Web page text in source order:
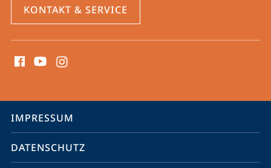
KONTAKT & SERVICE
Media
Service-
Navigation
IMPRESSUM
DATENSCHUTZ